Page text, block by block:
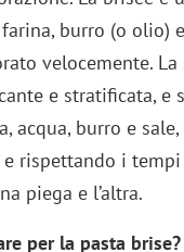
burro (o olio)
velocemente.
e stratificata, e
acqua, burro e
e rispettando i
piega e l’altra.
per la pasta brise?